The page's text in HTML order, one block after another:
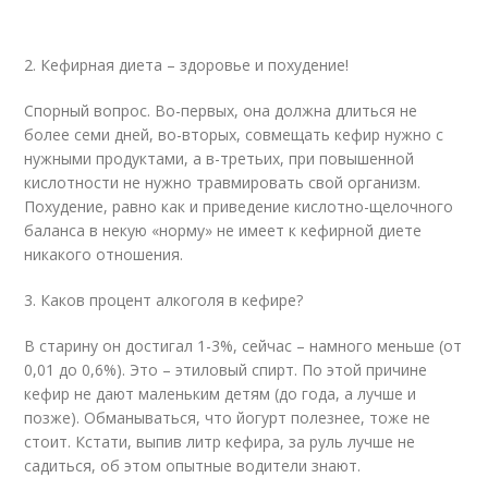
2. Кефирная диета – здоровье и похудение!
Спорный вопрос. Во-первых, она должна длиться не
более семи дней, во-вторых, совмещать кефир нужно с
нужными продуктами, а в-третьих, при повышенной
кислотности не нужно травмировать свой организм.
Похудение, равно как и приведение кислотно-щелочного
баланса в некую «норму» не имеет к кефирной диете
никакого отношения.
3. Каков процент алкоголя в кефире?
В старину он достигал 1-3%, сейчас – намного меньше (от
0,01 до 0,6%). Это – этиловый спирт. По этой причине
кефир не дают маленьким детям (до года, а лучше и
позже). Обманываться, что йогурт полезнее, тоже не
стоит. Кстати, выпив литр кефира, за руль лучше не
садиться, об этом опытные водители знают.